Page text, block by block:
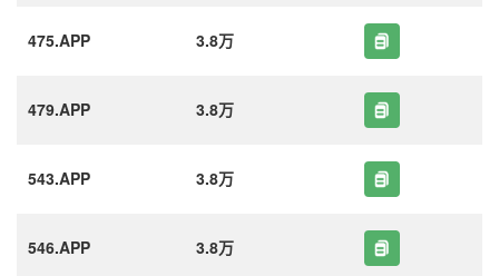
475.APP 3.8万
479.APP 3.8万
543.APP 3.8万
546.APP 3.8万